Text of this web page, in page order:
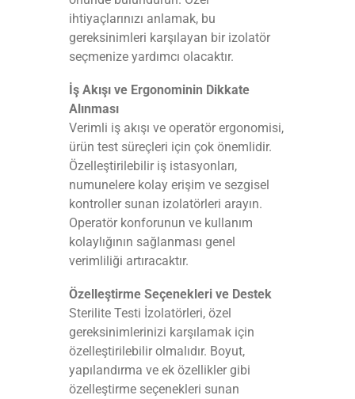
ihtiyaçlarınızı anlamak, bu
gereksinimleri karşılayan bir izolatör
seçmenize yardımcı olacaktır.
İş Akışı ve Ergonominin Dikkate
Alınması
Verimli iş akışı ve operatör ergonomisi,
ürün test süreçleri için çok önemlidir.
Özelleştirilebilir iş istasyonları,
numunelere kolay erişim ve sezgisel
kontroller sunan izolatörleri arayın.
Operatör konforunun ve kullanım
kolaylığının sağlanması genel
verimliliği artıracaktır.
Özelleştirme Seçenekleri ve Destek
Sterilite Testi İzolatörleri, özel
gereksinimlerinizi karşılamak için
özelleştirilebilir olmalıdır. Boyut,
yapılandırma ve ek özellikler gibi
özelleştirme seçenekleri sunan